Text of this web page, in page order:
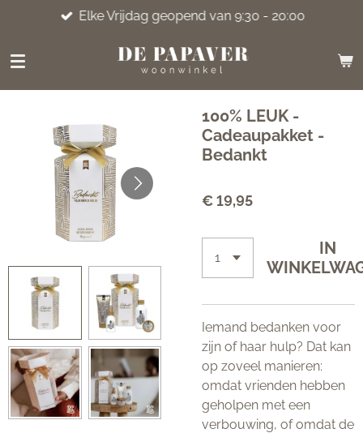
naar
hoofdinhoud
Elke Vrijdag geopend van 9:30 - 20:00
100% LEUK -
Cadeaupakket -
Bedankt
€ 19,95
IN
Iemand bedanken voor
zijn of haar hulp? Dat kan
op zoveel manieren:
omdat vrienden hebben
geholpen met een
verbouwing, of omdat de